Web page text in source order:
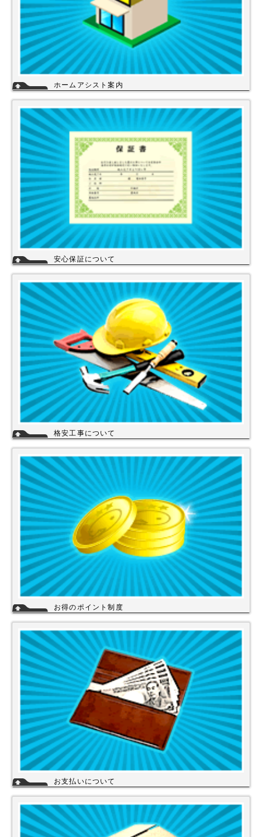
ホームアシスト案内
ホームアシストからお客様のご注文頂いた住宅設備機器は品質管理され発
送させて頂いております。
安心保証について
その為、商品の初期不良や新品メーカー保証が受けられます。
工事を頼まれた場合、工事保証は5年間は無料修理にて対応致します。
格安工事について
もと同一のサービスを提供していますので安心して交換工事もご依頼下さ
い。
お得のポイント制度
は、次回のお買い物にご利用いただくことができます。会員登録されても
ご案内メールは当店を思い出してほしいと思う程度にさせて頂いてます。
お支払いについて
・代金引換（商品と引き換え）
※振込手数料および代金引換手数料はお客様負担となっております。【注
意】商品を1円でもお安く提供させて頂く為、カード決済は現在ご利用出
来ません。